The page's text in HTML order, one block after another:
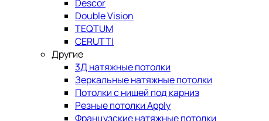
Descor
Double Vision
TEQTUM
CERUTTI
Другие
3Д натяжные потолки
Зеркальные натяжные потолки
Потолки с нишей под карниз
Резные потолки Apply
Французские натяжные потолки